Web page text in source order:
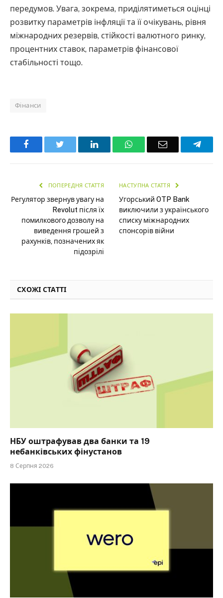
передумов. Увага, зокрема, приділятиметься оцінці
розвитку параметрів інфляції та її очікувань, рівня
міжнародних резервів, стійкості валютного ринку,
процентних ставок, параметрів фінансової
стабільності тощо.
Фінанси
Facebook LinkedInWhatsAppEmail
ПОПЕРЕДНЯ СТАТТЯ
Регулятор звернув увагу на
Revolut після їх
помилкового дозволу на
виведення грошей з
рахунків, позначених як
підозрілі
НАСТУПНА СТАТТЯ
Угорський OTP Bank
виключили з українського
списку міжнародних
спонсорів війни
СХОЖІ СТАТТІ
НБУ оштрафував два банки та 19
небанківських фінустанов
8 Серпня 2026